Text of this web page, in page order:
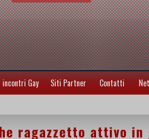
incontri Gay Siti Partner Contatti
ragazzetto attivo